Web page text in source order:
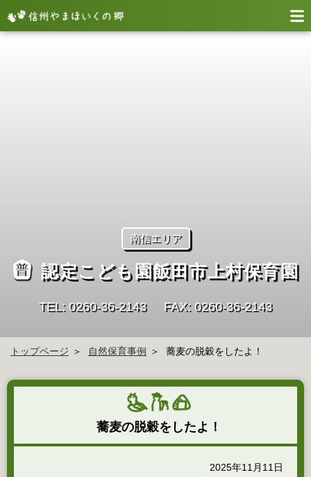
南信エリア
認定こども園飯田市上村保育園
TEL: 0260-36-2143 FAX: 0260-36-2143
トップページ 自然保育事例 蕎麦の脱穀をしたよ！
蕎麦の脱穀をしたよ！
2025年11月11日